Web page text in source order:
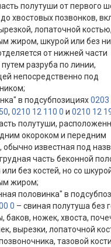
полутуши от первого
хвостовых позвонков,
лопаточной костью,
жиром, шкурой или без
от нижней части
разруба по линии,
непосредственно под
в подсубпозициях0203
, 0210 12 110 0 и 0210 12
полутуши,
окороком и передним
обычно известная под
часть беконной
без костей, но со
жиром;
половинка" в
0 – свиная полутуша без
баков, ножек, хвоста,
вырезки, лопаточной
тазовой